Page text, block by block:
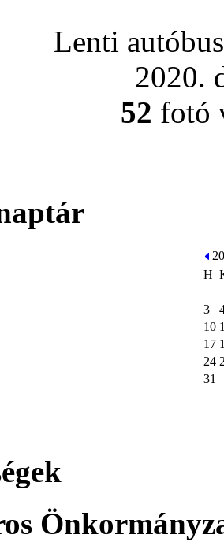
Lenti
2020.
52 fotó
H
3
10
17
24
31